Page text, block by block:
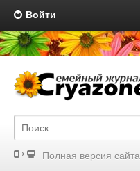
Войти
Полная версия сайта